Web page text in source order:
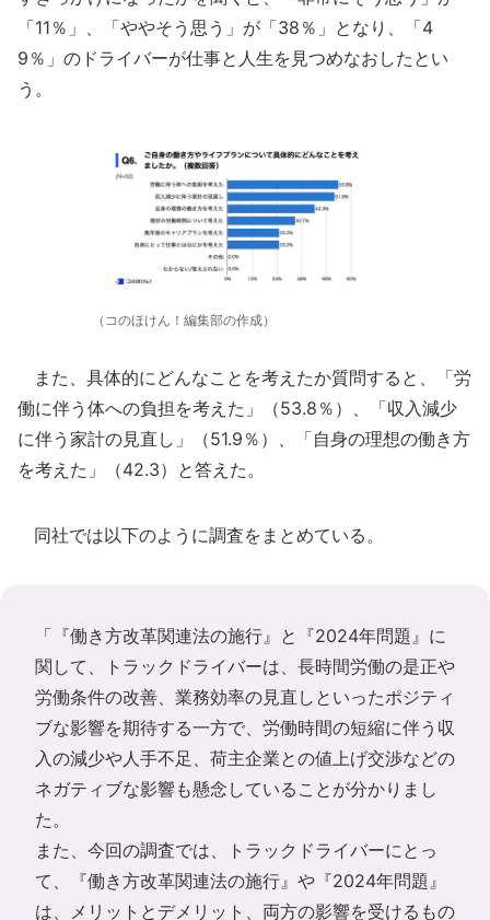
「11％」、「ややそう思う」が「38％」となり、「4
9％」のドライバーが仕事と人生を見つめなおしたとい
う。
（コのほけん！編集部の作成）
また、具体的にどんなことを考えたか質問すると、「労
働に伴う体への負担を考えた」（53.8％）、「収入減少
に伴う家計の見直し」（51.9％）、「自身の理想の働き方
を考えた」（42.3）と答えた。
同社では以下のように調査をまとめている。
「『働き方改革関連法の施行』と『2024年問題』に
関して、トラックドライバーは、長時間労働の是正や
労働条件の改善、業務効率の見直しといったポジティ
ブな影響を期待する一方で、労働時間の短縮に伴う収
入の減少や人手不足、荷主企業との値上げ交渉などの
ネガティブな影響も懸念していることが分かりまし
た。
また、今回の調査では、トラックドライバーにとっ
て、『働き方改革関連法の施行』や『2024年問題』
は、メリットとデメリット、両方の影響を受けるもの